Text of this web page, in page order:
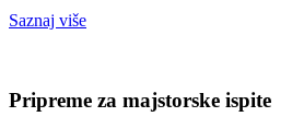
Saznaj više
Pripreme za majstorske ispite